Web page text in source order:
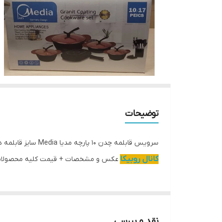
توضیحات
سرویس قابلمه چدن 10 پارچه مدیا Media سایز قابلمه ها 28,24,20 سایز ماهی تابه28 و تابه رژیمی
کانال روبیکا عکس و مشخصات + قیمت کلیه